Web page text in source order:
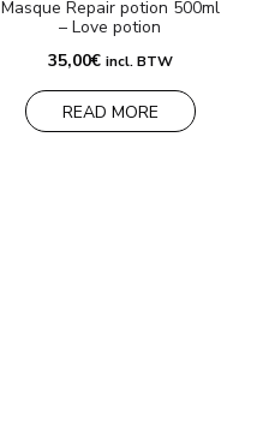
Masque Repair potion 500ml
– Love potion
35,00€ incl. BTW
READ MORE